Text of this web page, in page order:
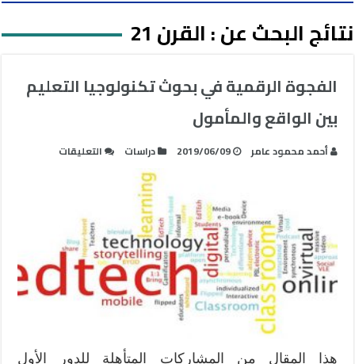
نتائج البحث عن :القرن 21
الفجوة الرقمية في بحوث تكنولوجيا التعليم
بين الواقع والمأمول
أحمد محمود عامر 2019/06/09 دراسات التعليقات
التعليم
بين
الواقع
هذا المقال من المشاركات المتأهلة للدور الأول